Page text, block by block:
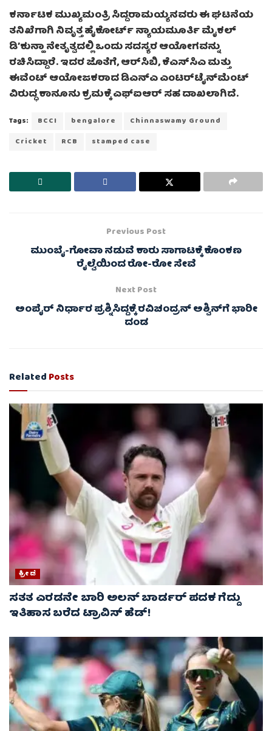
ಕರ್ನಾಟಕ ಮುಖ್ಯಮಂತ್ರಿ ಸಿದ್ದರಾಮಯ್ಯನವರು ಈ ಘಟನೆಯ
ತನಿಖೆಗಾಗಿ ನಿವೃತ್ತ ಹೈಕೋರ್ಟ್ ನ್ಯಾಯಮೂರ್ತಿ ಮೈಕಲ್
ಡಿ’ಕುನ್ಹಾ ನೇತೃತ್ವದಲ್ಲಿ ಒಂದು ಸದಸ್ಯರ ಆಯೋಗವನ್ನು
ರಚಿಸಿದ್ದಾರೆ. ಇದರ ಜೊತೆಗೆ, ಆರ್‌ಸಿಬಿ, ಕೆಎಸ್‌ಸಿಎ ಮತ್ತು
ಈವೆಂಟ್ ಆಯೋಜಕರಾದ ಡಿಎನ್‌ಎ ಎಂಟರ್‌ಟೈನ್‌ಮೆಂಟ್
ವಿರುದ್ಧ ಕಾನೂನು ಕ್ರಮಕ್ಕೆ ಎಫ್‌ಐಆರ್ ಸಹ ದಾಖಲಾಗಿದೆ.
Tags: BCCI bengalore
Chinnaswamy Ground
Cricket
RCB stamped case
Previous Post
ಮುಂಬೈ-ಗೋವಾ ನಡುವೆ ಕಾರು ಸಾಗಾಟಕ್ಕೆ ಕೊಂಕಣ
ರೈಲ್ವೆಯಿಂದ ರೋ-ರೋ ಸೇವೆ
Next Post
ಅಂಪೈರ್ ನಿರ್ಧಾರ ಪ್ರಶ್ನಿಸಿದ್ದಕ್ಕೆ ರವಿಚಂದ್ರನ್ ಅಶ್ವಿನ್‌ಗೆ ಭಾರೀ
ದಂಡ
RelatedPosts
ಕ್ರೀಡೆ
ಸತತ ಎರಡನೇ ಬಾರಿ ಅಲನ್ ಬಾರ್ಡರ್ ಪದಕ ಗೆದ್ದು
ಇತಿಹಾಸ ಬರೆದ ಟ್ರಾವಿಸ್ ಹೆಡ್!